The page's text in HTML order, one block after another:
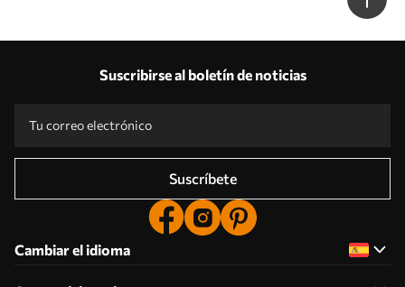
Suscribirse al boletín de noticias
Suscríbete
Cambiar el idioma